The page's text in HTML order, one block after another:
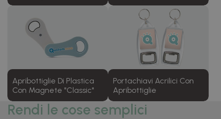
Apribottiglie Di Plastica
Con Magnete "classic"
Portachiavi Acrilici Con
Apribottiglie
Rendi le cose semplici